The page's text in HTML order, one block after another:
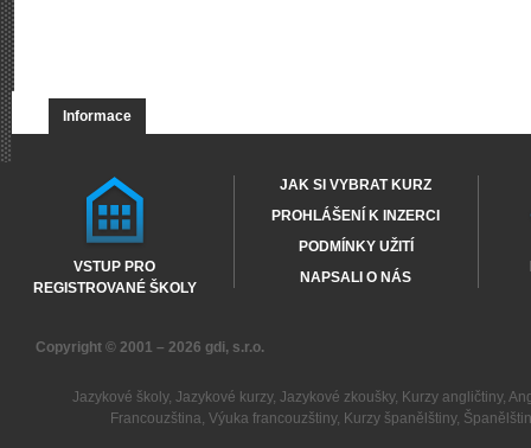
Informace
VSTUP PRO
REGISTROVANÉ ŠKOLY
JAK SI VYBRAT KURZ
PROHLÁŠENÍ K INZERCI
PODMÍNKY UŽITÍ
NAPSALI O NÁS
Copyright © 2001 – 2026 gdi, s.r.o.
Jazykové školy, Jazykové kurzy, Jazykové zkoušky, Kurzy angličtiny,
Francouzština,Výuka francouzštiny, Kurzy španělštiny,